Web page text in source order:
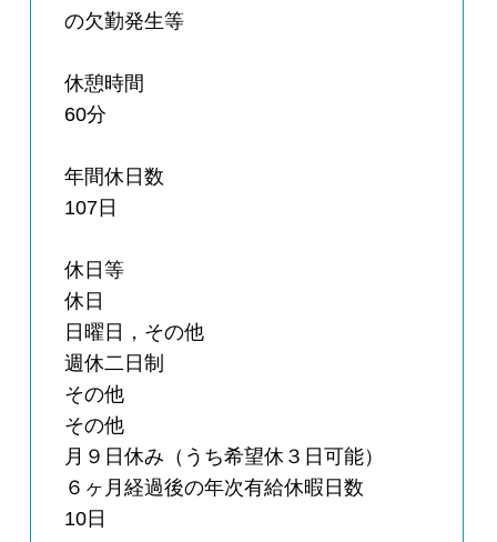
の欠勤発生等
休憩時間
60分
年間休日数
107日
休日等
休日
日曜日，その他
週休二日制
その他
その他
月９日休み（うち希望休３日可能）
６ヶ月経過後の年次有給休暇日数
10日